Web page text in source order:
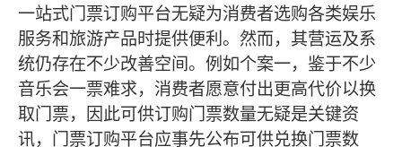
一站式门票订购平台无疑为消费者选购各类娱乐
服务和旅游产品时提供便利。然而，其营运及系
统仍存在不少改善空间。例如个案一，鉴于不少
音乐会一票难求，消费者愿意付出更高代价以换
取门票，因此可供订购门票数量无疑是关键资
讯，门票订购平台应事先公布可供兑换门票数